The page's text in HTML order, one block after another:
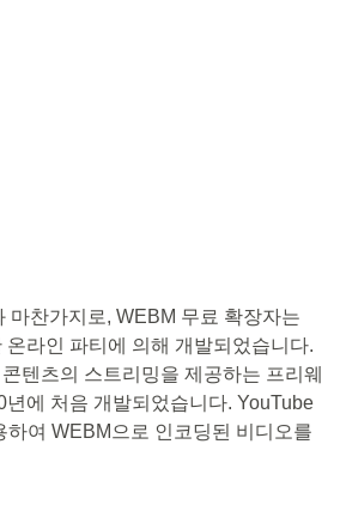
마찬가지로, WEBM 무료 확장자는
라인 파티에 의해 개발되었습니다.
텐츠의 스트리밍을 제공하는 프리웨
에 처음 개발되었습니다. YouTube
하여 WEBM으로 인코딩된 비디오를